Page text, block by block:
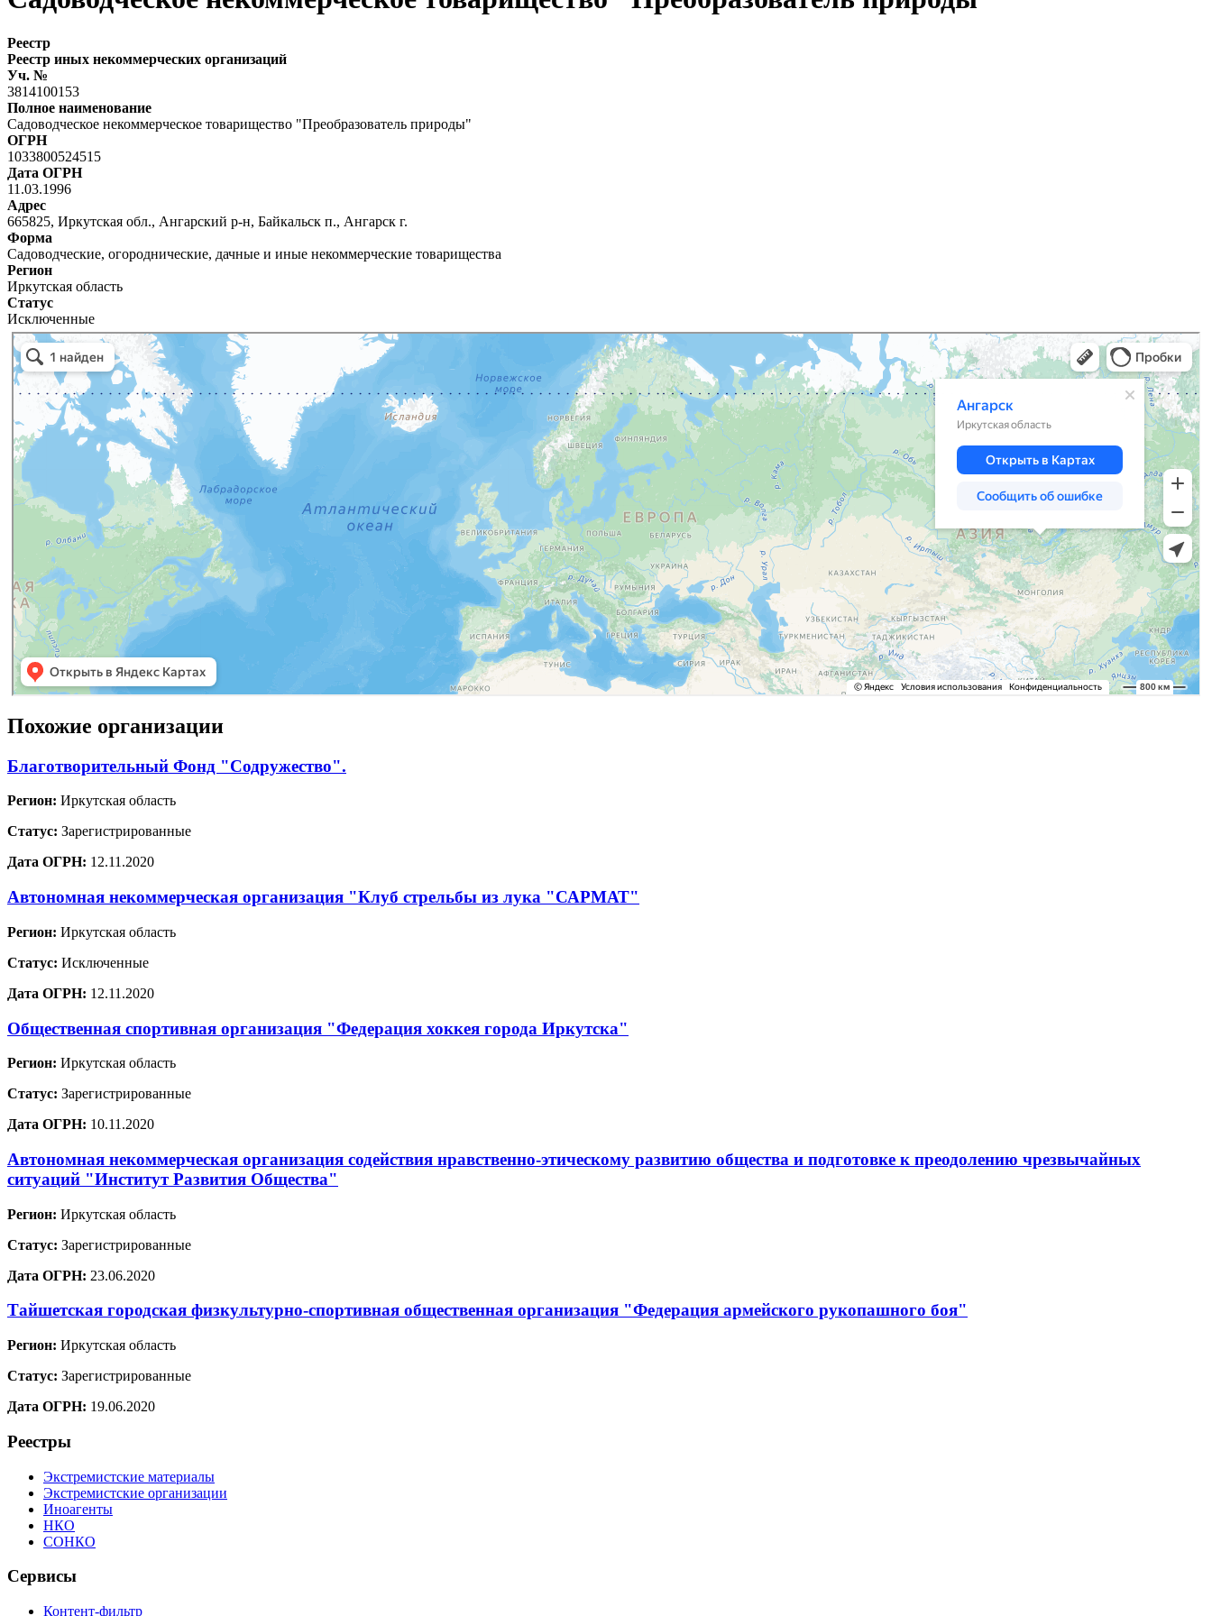
Реестр
Реестр иных некоммерческих организаций
Уч. №
3814100153
Полное наименование
Садоводческое некоммерческое товарищество "Преобразователь природы"
ОГРН
1033800524515
Дата ОГРН
11.03.1996
Адрес
665825, Иркутская обл., Ангарский р-н, Байкальск п., Ангарск г.
Форма
Садоводческие, огороднические, дачные и иные некоммерческие товарищества
Регион
Иркутская область
Статус
Исключенные
Похожие организации
Благотворительный Фонд "Содружество".
Регион: Иркутская область
Статус: Зарегистрированные
Дата ОГРН: 12.11.2020
Автономная некоммерческая организация "Клуб стрельбы из лука "САРМАТ"
Регион: Иркутская область
Статус: Исключенные
Дата ОГРН: 12.11.2020
Общественная спортивная организация "Федерация хоккея города Иркутска"
Регион: Иркутская область
Статус: Зарегистрированные
Дата ОГРН: 10.11.2020
Автономная некоммерческая организация содействия нравственно-этическому развитию общества и подготовке к преодолению чрезвычайных
ситуаций "Институт Развития Общества"
Регион: Иркутская область
Статус: Зарегистрированные
Дата ОГРН: 23.06.2020
Тайшетская городская физкультурно-спортивная общественная организация "Федерация армейского рукопашного боя"
Регион: Иркутская область
Статус: Зарегистрированные
Дата ОГРН: 19.06.2020
Реестры
Экстремистские материалы
Экстремистские организации
Иноагенты
НКО
СОНКО
Сервисы
Контент-фильтр